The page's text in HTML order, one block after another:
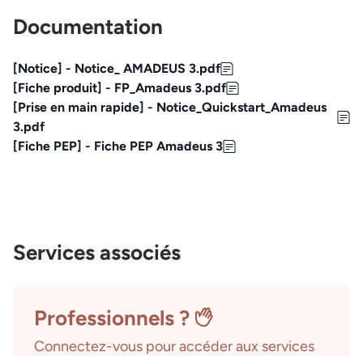
Documentation
[Notice] - Notice_ AMADEUS 3.pdf
[Fiche produit] - FP_Amadeus 3.pdf
[Prise en main rapide] - Notice_Quickstart_Amadeus
3.pdf
[Fiche PEP] - Fiche PEP Amadeus 3
Services associés
Professionnels ?
Connectez-vous pour accéder aux services